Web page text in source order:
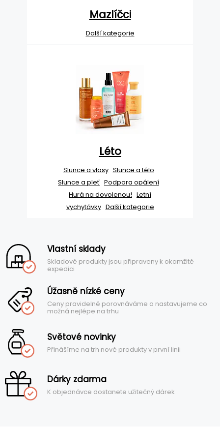
Mazlíčci
Další kategorie
Léto
Slunce a vlasy Slunce a tělo
Slunce a pleť Podpora opálení
Hurá na dovolenou! Letní
vychytávky Další kategorie
Vlastní sklady
Skladové produkty jsou připraveny k okamžité
expedici
Úžasně nízké ceny
Ceny pravidelně porovnáváme a nastavujeme co
možná nejlépe na trhu
Světové novinky
Přinášíme na trh nové produkty v první linii
Dárky zdarma
K objednávce dostanete užitečný dárek